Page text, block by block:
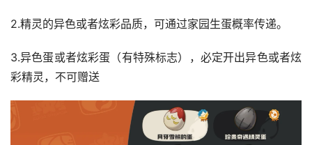
2.精灵的异色或者炫彩品质，可通过家园生蛋概率传递。
3.异色蛋或者炫彩蛋（有特殊标志），必定开出异色或者炫
彩精灵，不可赠送